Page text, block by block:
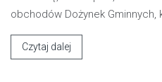
obchodów Dożynek
Czytaj dalej